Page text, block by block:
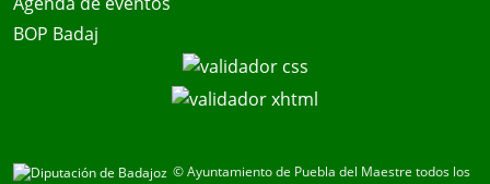
BOP Badaj
© Ayuntamiento de Puebla del Maestre todos los